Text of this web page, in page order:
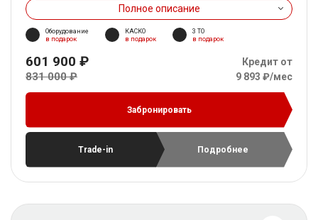
Полное описание
Оборудование
в подарок
КАСКО
в подарок
3 ТО
в подарок
601 900 ₽
831 000 ₽
Кредит от
9 893 ₽/мес
Забронировать
Trade-in Подробнее